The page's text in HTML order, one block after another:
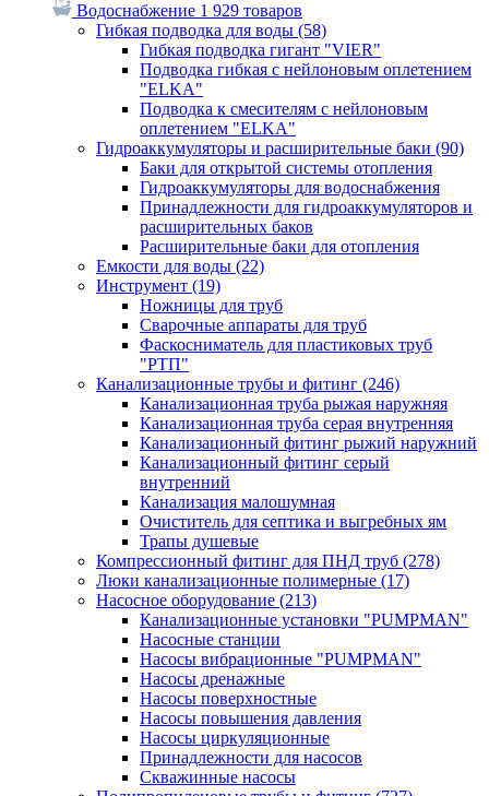
Водоснабжение 1 929 товаров
Гибкая подводка для воды (58)
Гибкая подводка гигант "VIER"
Подводка гибкая с нейлоновым оплетением
"ELKA"
Подводка к смесителям с нейлоновым
оплетением "ELKA"
Гидроаккумуляторы и расширительные баки (90)
Баки для открытой системы отопления
Гидроаккумуляторы для водоснабжения
Принадлежности для гидроаккумуляторов и
расширительных баков
Расширительные баки для отопления
Емкости для воды (22)
Инструмент (19)
Ножницы для труб
Сварочные аппараты для труб
Фаскосниматель для пластиковых труб
"РТП"
Канализационные трубы и фитинг (246)
Канализационная труба рыжая наружняя
Канализационная труба серая внутренняя
Канализационный фитинг рыжий наружний
Канализационный фитинг серый
внутренний
Канализация малошумная
Очиститель для септика и выгребных ям
Трапы душевые
Компрессионный фитинг для ПНД труб (278)
Люки канализационные полимерные (17)
Насосное оборудование (213)
Канализационные установки "PUMPMAN"
Насосные станции
Насосы вибрационные "PUMPMAN"
Насосы дренажные
Насосы поверхностные
Насосы повышения давления
Насосы циркуляционные
Принадлежности для насосов
Скважинные насосы